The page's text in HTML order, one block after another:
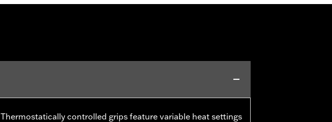
Thermostatically controlled grips feature variable heat settings